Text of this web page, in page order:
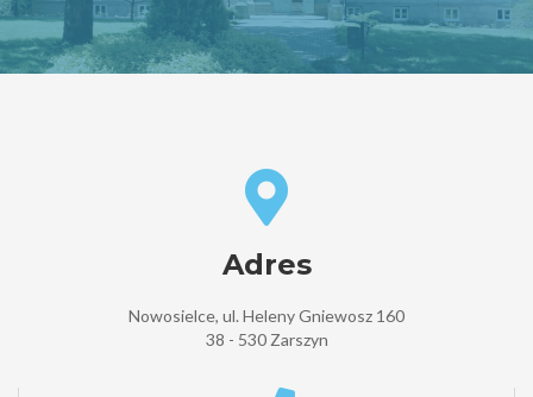
Adres
Nowosielce, ul. Heleny Gniewosz 160
38 - 530 Zarszyn